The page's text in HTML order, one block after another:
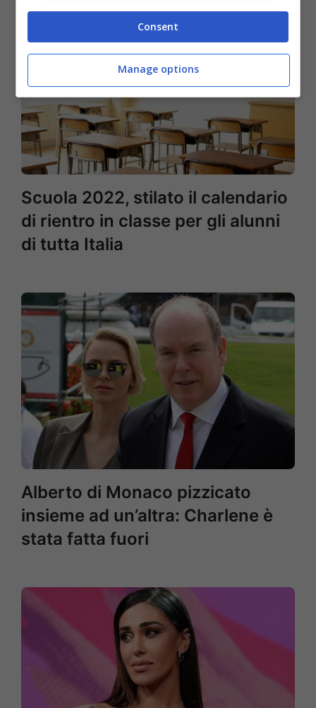
Scuola 2022, stilato il calendario
di rientro in classe per gli alunni
di tutta Italia
Alberto di Monaco pizzicato
insieme ad un’altra: Charlene è
stata fatta fuori
Consent
Manage options